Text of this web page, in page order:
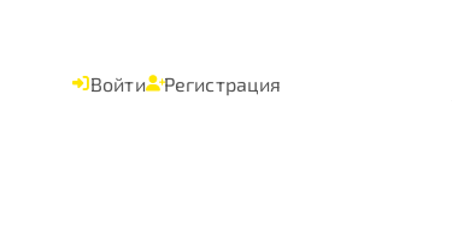
Войти Регистрация